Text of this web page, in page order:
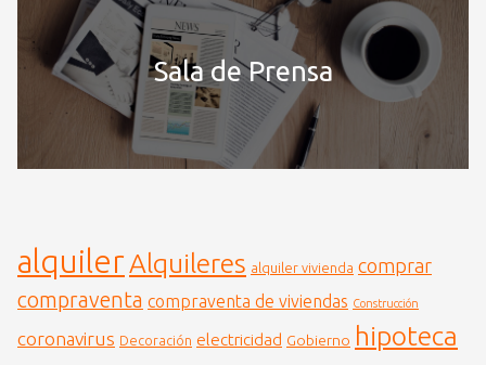
Sala de Prensa
alquiler Alquileres alquiler vivienda comprar
compraventa compraventa de viviendas Construcción
coronavirus Decoración electricidad Gobierno hipoteca